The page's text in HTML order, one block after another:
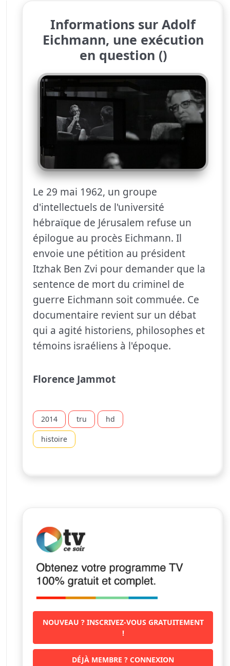
Informations sur Adolf
Eichmann, une exécution
en question ()
Le 29 mai 1962, un groupe
d'intellectuels de l'université
hébraïque de Jérusalem refuse un
épilogue au procès Eichmann. Il
envoie une pétition au président
Itzhak Ben Zvi pour demander que la
sentence de mort du criminel de
guerre Eichmann soit commuée. Ce
documentaire revient sur un débat
qui a agité historiens, philosophes et
témoins israéliens à l'époque.
Florence Jammot
2014 tru hd
histoire
NOUVEAU ? INSCRIVEZ-VOUS GRATUITEMENT
!
DÉJÀ MEMBRE ? CONNEXION